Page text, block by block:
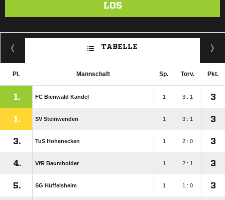
LOS
TABELLE
Pl. Mannschaft Sp. Torv. Pkt.
1. FC Bienwald Kandel 1 3 : 1 3
1. SV Steinwenden 1 3 : 1 3
3. TuS Hohenecken 1 2 : 0 3
4. VfR Baumholder 1 2 : 1 3
5. SG Hüffelsheim 1 1 : 0 3